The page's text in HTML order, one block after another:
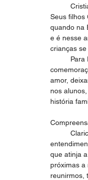
Seus filhos
quando na
e é nesse
crianças
amor,
nos
história
que atinja
próximas a
reunirmos,